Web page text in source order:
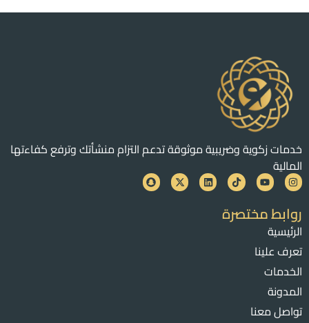
خدمات زكوية وضريبية موثوقة تدعم التزام منشأتك وترفع كفاءتها
المالية
روابط مختصرة
الرئيسية
تعرف علينا
الخدمات
المدونة
تواصل معنا